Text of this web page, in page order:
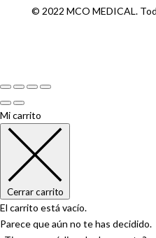
© 2022 MCO MEDICAL.
Mi carrito
Cerrar carrito
El carrito está vacío.
Parece que aún no te has decidido.